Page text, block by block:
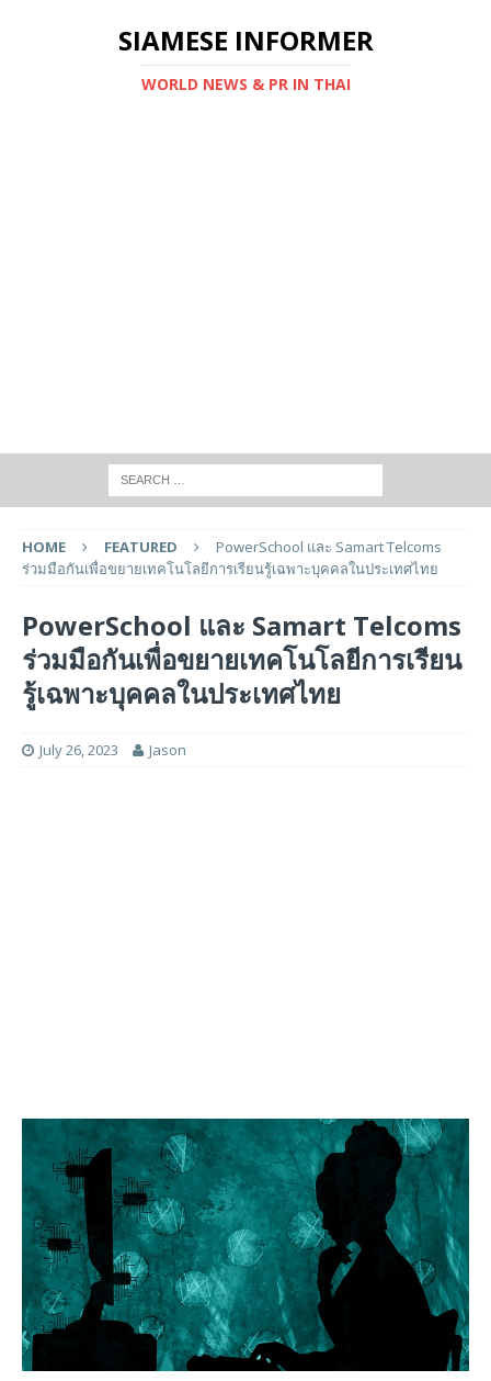
SIAMESE INFORMER
WORLD NEWS & PR IN THAI
HOME FEATURED
PowerSchool และ Samart Telcoms
ร่วมมือกันเพื่อขยายเทคโนโลยีการเรียนรู้เฉพาะบุคคลในประเทศไทย
PowerSchool และ Samart Telcoms
ร่วมมือกันเพื่อขยายเทคโนโลยีการเรียน
รู้เฉพาะบุคคลในประเทศไทย
July 26, 2023 Jason